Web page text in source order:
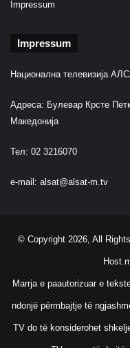
Impressum
Impressum
Национална телевизија
Адреса: Булевар Крсте
Македонија
Тел: 02 3216070
e-mail: alsat@alsat-m.tv
© Copyright 2026, All
Marrja e paautorizuar e
ndonjë përmbajtje të
TV do të konsiderohet